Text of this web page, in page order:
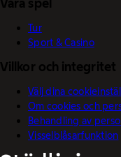
Våra spel
Tur
Sport & Casino
Villkor och integritet
Välj dina
Om cookies och
Behandling av
Visselblåsarfunktion